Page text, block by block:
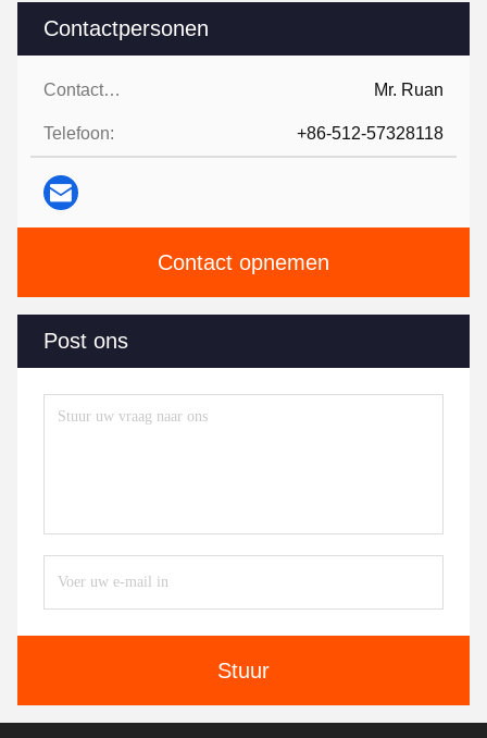
Contactpersonen
Contactpersonen: Mr. Ruan
Telefoon: +86-512-57328118
Contact opnemen
Post ons
Stuur